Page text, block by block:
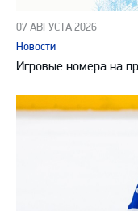
07 АВГУСТА 2026
Новости
Игровые номера на